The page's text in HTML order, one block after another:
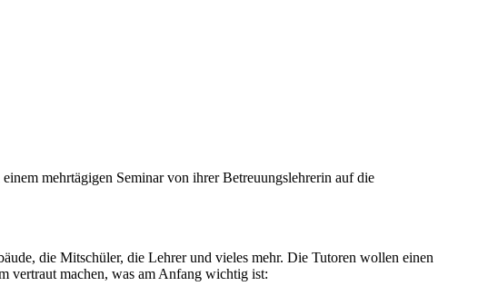
mehrtägigen Seminar von ihrer Betreuungslehrerin auf die
die Mitschüler, die Lehrer und vieles mehr. Die Tutoren wollen einen
vertraut machen, was am Anfang wichtig ist: